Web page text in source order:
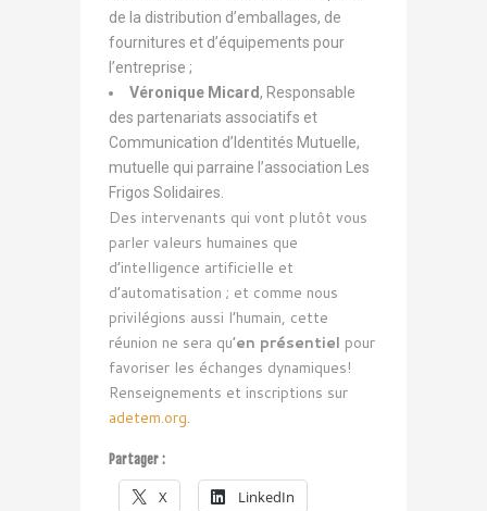
de la distribution d’emballages, de
fournitures et d’équipements pour
l’entreprise ;
Véronique Micard, Responsable
des partenariats associatifs et
Communication d’Identités Mutuelle,
mutuelle qui parraine l’association Les
Frigos Solidaires.
Des intervenants qui vont plutôt vous
parler valeurs humaines que
d’intelligence artificielle et
d’automatisation ; et comme nous
privilégions aussi l’humain, cette
réunion ne sera qu’en présentiel pour
favoriser les échanges dynamiques!
Renseignements et inscriptions sur
adetem.org.
Partager :
X LinkedIn